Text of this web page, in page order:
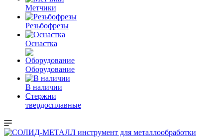
Метчики
Резьбофрезы
Оснастка
Оборудование
В наличии
Стержни
твердосплавные